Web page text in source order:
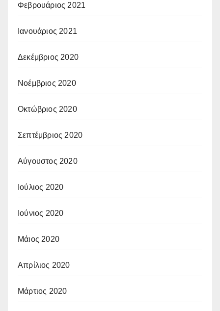
Φεβρουάριος 2021
Ιανουάριος 2021
Δεκέμβριος 2020
Νοέμβριος 2020
Οκτώβριος 2020
Σεπτέμβριος 2020
Αύγουστος 2020
Ιούλιος 2020
Ιούνιος 2020
Μάιος 2020
Απρίλιος 2020
Μάρτιος 2020